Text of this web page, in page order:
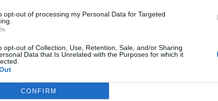
opt-out of processing my Personal Data for Targeted
opt-out of Collection, Use, Retention, Sale, and/or Sharing
Data that Is Unrelated with the Purposes for which it
CONFIRM
πληροφορίες – βρισκόταν στην περιοχή
καταπλακώθηκε από βράχο με